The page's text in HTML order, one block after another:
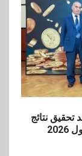
تحقيق نتائج